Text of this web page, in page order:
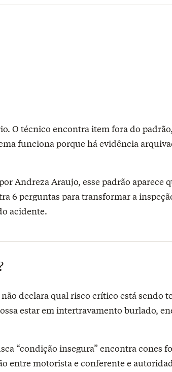
O técnico encontra item fora do
funciona porque há evidência
Andreza Araujo, esse padrão aparece
6 perguntas para transformar a
acidente.
declara qual risco crítico está sendo
estar em intertravamento burlado,
“condição insegura” encontra cones
entre motorista e conferente e